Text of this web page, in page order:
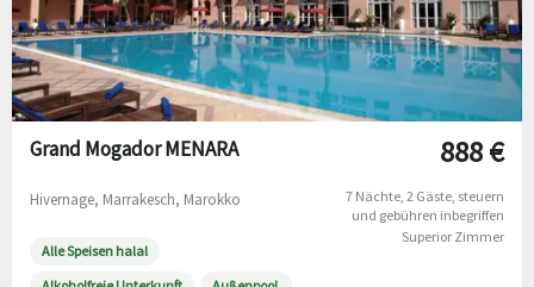
Grand Mogador MENARA
Hivernage, Marrakesch, Marokko
Alle Speisen halal
888 €
7 Nächte 2 Gäste steuern
und gebühren inbegriffen
Superior Zimmer